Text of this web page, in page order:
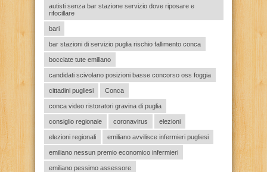
autisti senza bar stazione servizio dove riposare e
rifocillare
bari
bar stazioni di servizio puglia rischio fallimento conca
bocciate tute emiliano
candidati scivolano posizioni basse concorso oss foggia
cittadini pugliesi Conca
conca video ristoratori gravina di puglia
consiglio regionale coronavirus elezioni
elezioni regionali emiliano avvilisce infermieri pugliesi
emiliano nessun premio economico infermieri
emiliano pessimo assessore